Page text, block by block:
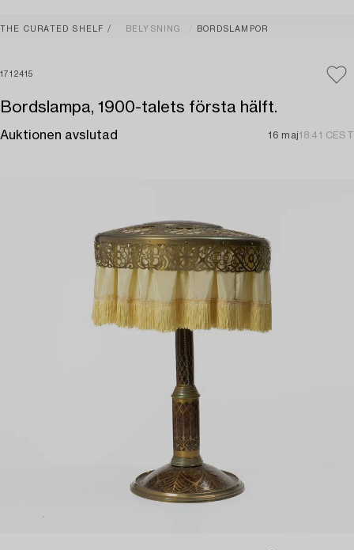
THE CURATED SHELF BELYSNING BORDSLAMPOR
1712415
Bordslampa, 1900-talets första hälft.
Auktionen avslutad 16 maj18:41 CEST